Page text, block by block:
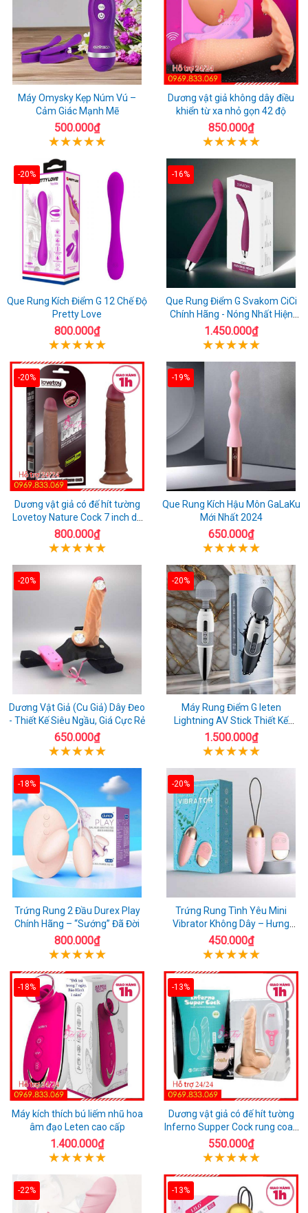
Máy Omysky Kẹp Núm Vú –
Cảm Giác Mạnh Mẽ
500.000₫
Dương vật giả không dây điều
khiển từ xa nhỏ gọn 42 độ
850.000₫
-20%
Que Rung Kích Điểm G 12 Chế Độ
Pretty Love
800.000₫
-16%
Que Rung Điểm G Svakom CiCi
Chính Hãng - Nóng Nhất Hiện
Nay
1.450.000₫
-20%
Dương vật giả có đế hít tường
Lovetoy Nature Cock 7 inch da
đen
800.000₫
-19%
Que Rung Kích Hậu Môn GaLaKu
Mới Nhất 2024
650.000₫
-20%
Dương Vật Giả (Cu Giả) Dây Đeo
- Thiết Kế Siêu Ngầu, Giá Cực Rẻ
650.000₫
-20%
Máy Rung Điểm G leten
Lightning AV Stick Thiết Kế
Thông Minh
1.500.000₫
-18%
Trứng Rung 2 Đầu Durex Play
Chính Hãng – “Sướng” Đã Đời
800.000₫
-20%
Trứng Rung Tình Yêu Mini
Vibrator Không Dây – Hưng
Phấn Mọi Nơi
450.000₫
-18%
Máy kích thích bú liếm nhũ hoa
âm đạo Leten cao cấp
1.400.000₫
-13%
Dương vật giả có đế hít tường
Inferno Supper Cock rung coay
7 chế độ
550.000₫
-22% -13%